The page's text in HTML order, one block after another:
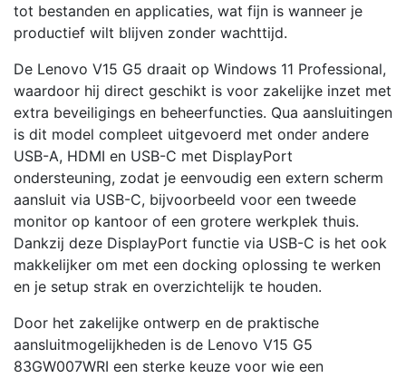
tot bestanden en applicaties, wat fijn is wanneer je
productief wilt blijven zonder wachttijd.
De Lenovo V15 G5 draait op Windows 11 Professional,
waardoor hij direct geschikt is voor zakelijke inzet met
extra beveiligings en beheerfuncties. Qua aansluitingen
is dit model compleet uitgevoerd met onder andere
USB-A, HDMI en USB-C met DisplayPort
ondersteuning, zodat je eenvoudig een extern scherm
aansluit via USB-C, bijvoorbeeld voor een tweede
monitor op kantoor of een grotere werkplek thuis.
Dankzij deze DisplayPort functie via USB-C is het ook
makkelijker om met een docking oplossing te werken
en je setup strak en overzichtelijk te houden.
Door het zakelijke ontwerp en de praktische
aansluitmogelijkheden is de Lenovo V15 G5
83GW007WRI een sterke keuze voor wie een